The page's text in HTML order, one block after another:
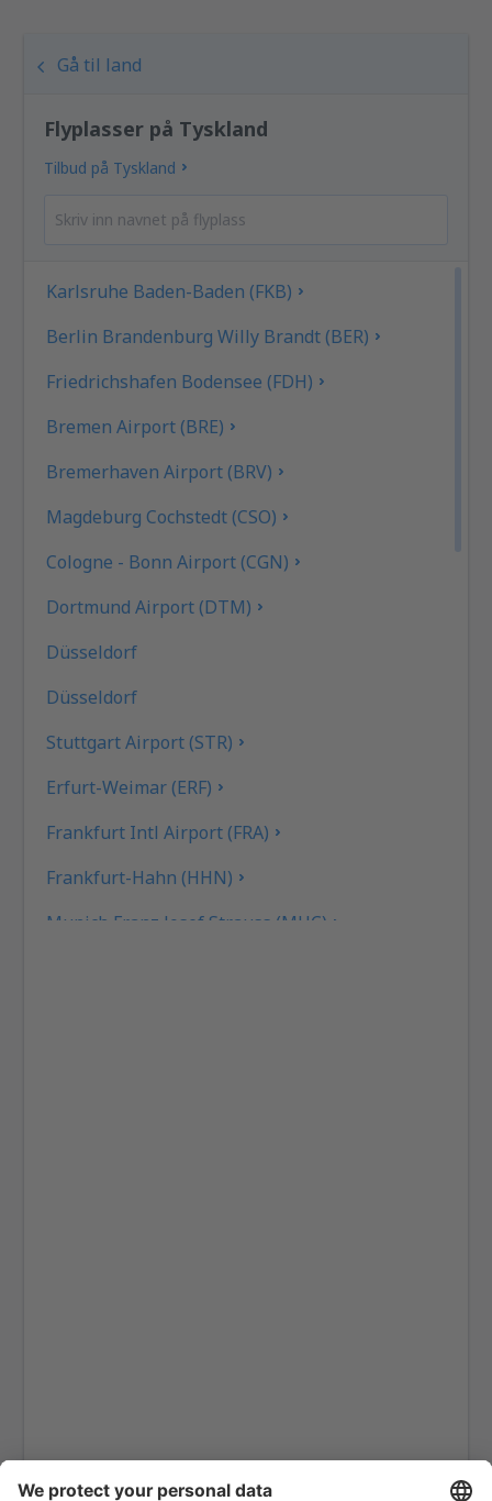
Gå til land
Flyplasser på Tyskland
Tilbud på Tyskland
Karlsruhe Baden-Baden (FKB)
Berlin Brandenburg Willy Brandt (BER)
Friedrichshafen Bodensee (FDH)
Bremen Airport (BRE)
Bremerhaven Airport (BRV)
Magdeburg Cochstedt (CSO)
Cologne - Bonn Airport (CGN)
Dortmund Airport (DTM)
Düsseldorf
Düsseldorf
Stuttgart Airport (STR)
Erfurt-Weimar (ERF)
Frankfurt Intl Airport (FRA)
Frankfurt-Hahn (HHN)
Munich Franz Josef Strauss (MUC)
Nurnberg Airport (NUE)